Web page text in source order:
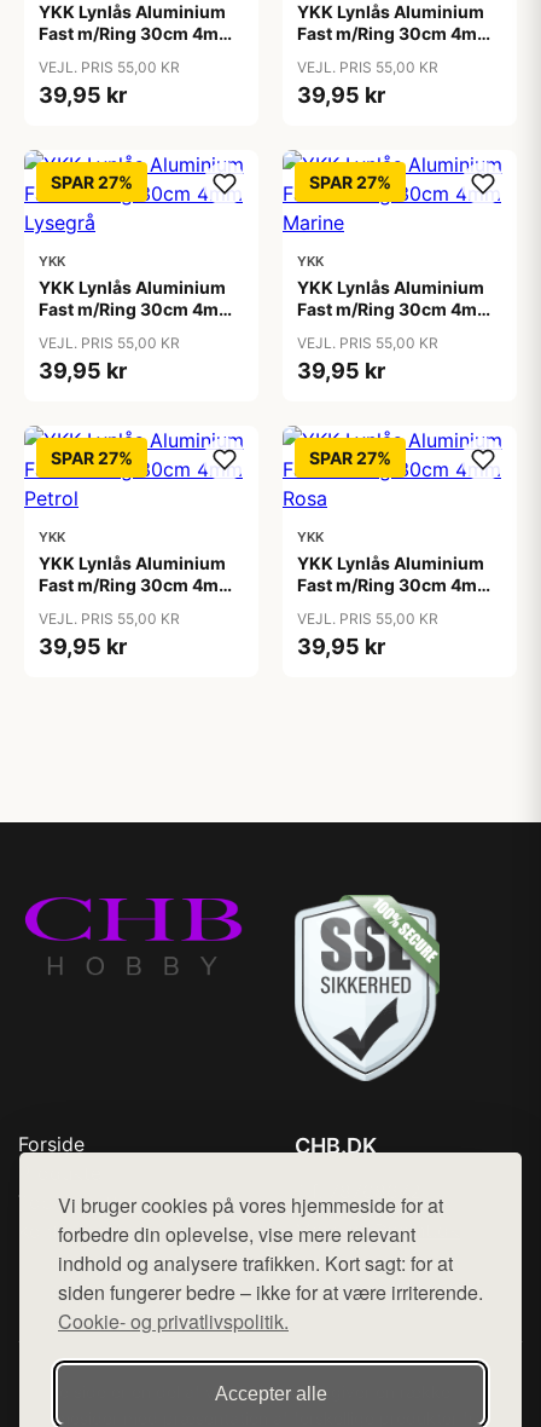
Vi bruger cookies på vores hjemmeside for at
forbedre din oplevelse, vise mere relevant
indhold og analysere trafikken. Kort sagt: for at
siden fungerer bedre – ikke for at være irriterende.
Cookie- og privatlivspolitik.
Accepter alle
YKK Lynlås Aluminium
Fast m/Ring 30cm 4mm
VEJL. PRIS 55,00 KR
39,95 kr
YKK Lynlås Aluminium
Fast m/Ring 30cm 4mm
VEJL. PRIS 55,00 KR
39,95 kr
SPAR 27%
YKK
YKK Lynlås Aluminium
Fast m/Ring 30cm 4mm
VEJL. PRIS 55,00 KR
39,95 kr
SPAR 27%
YKK
YKK Lynlås Aluminium
Fast m/Ring 30cm 4mm
VEJL. PRIS 55,00 KR
39,95 kr
SPAR 27%
YKK
YKK Lynlås Aluminium
Fast m/Ring 30cm 4mm
VEJL. PRIS 55,00 KR
39,95 kr
SPAR 27%
YKK
YKK Lynlås Aluminium
Fast m/Ring 30cm 4mm
VEJL. PRIS 55,00 KR
39,95 kr
Forside
Top Rabatter
Kontakt
CHB.DK
Mail: hej@want.dk
Cookie- og privatlivspolitik
Denne side er en del af want.dk, der udgiver en række
hjemmesider med præsentation af forskellige produkter fra